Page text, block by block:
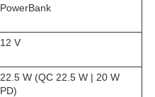
PowerBank
12 V
22.5 W (QC 22.5 W | 20 W
PD)